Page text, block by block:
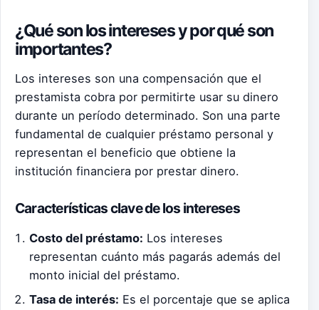
¿Qué son los intereses y por qué son
importantes?
Los intereses son una compensación que el
prestamista cobra por permitirte usar su dinero
durante un período determinado. Son una parte
fundamental de cualquier préstamo personal y
representan el beneficio que obtiene la
institución financiera por prestar dinero.
Características clave de los intereses
Costo del préstamo: Los intereses
representan cuánto más pagarás además del
monto inicial del préstamo.
Tasa de interés: Es el porcentaje que se aplica